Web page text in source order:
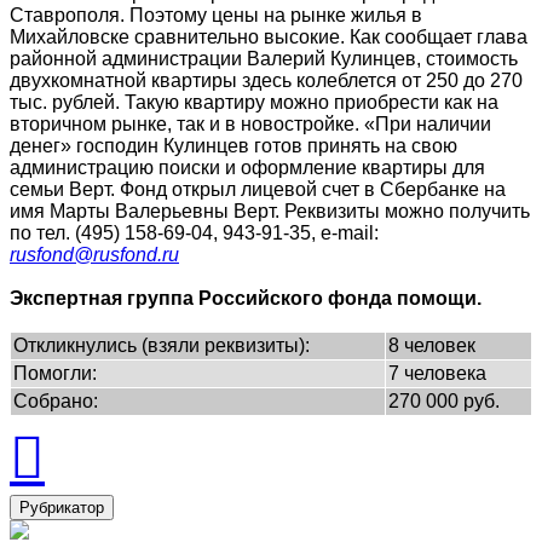
Ставрополя. Поэтому цены на рынке жилья в
Михайловске сравнительно высокие. Как сообщает глава
районной администрации Валерий Кулинцев, стоимость
двухкомнатной квартиры здесь колеблется от 250 до 270
тыс. рублей. Такую квартиру можно приобрести как на
вторичном рынке, так и в новостройке. «При наличии
денег» господин Кулинцев готов принять на свою
администрацию поиски и оформление квартиры для
семьи Верт. Фонд открыл лицевой счет в Сбербанке на
имя Марты Валерьевны Верт. Реквизиты можно получить
по тел. (495) 158-69-04, 943-91-35, e-mail:
rusfond@rusfond.ru
Экспертная группа Российского фонда помощи.
Откликнулись (взяли реквизиты):
8 человек
Помогли:
7 человека
Собрано:
270 000 руб.
Рубрикатор